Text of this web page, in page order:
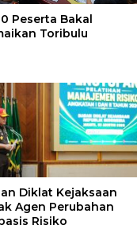
Peserta Bakal
Toribulu
Diklat Kejaksaan
Agen Perubahan
Risiko